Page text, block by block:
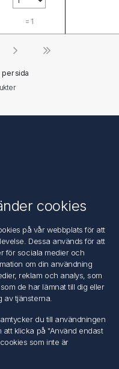
= 1
per sida
cookies
på vår webbplats för att
Dessa används för att
för sociala medier och
om din användning
reklam och analys, som
de har lämnat till dig eller
av tjänsterna.
du till användningen
klicka på "Använd endast
som inte är